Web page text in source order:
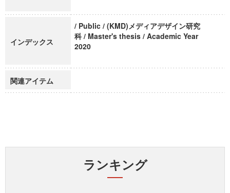
インデックス
/ Public / (KMD)メディアデザイン研究
科 / Master's thesis / Academic Year
2020
関連アイテム
ランキング